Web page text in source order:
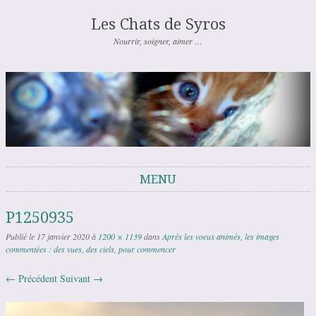
Les Chats de Syros
Nourrir, soigner, aimer …
MENU
P1250935
Publié le 17 janvier 2020à 1200 × 1139dansAprès les voeux animés, les images
commentées : des vues, des ciels, pour commencer
← Précédent Suivant →